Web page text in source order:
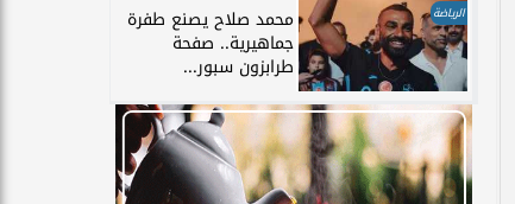
الرياضة محمد صلاح يصنع طفرة
جماهيرية.. صفحة
طرابزون سبور...